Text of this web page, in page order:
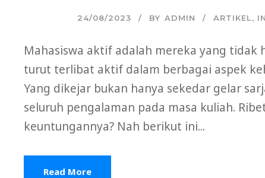
24/08/2023 BY ADMIN ARTIKEL,
Mahasiswa aktif adalah mereka yang tidak
turut terlibat aktif dalam berbagai aspek
Yang dikejar bukan hanya sekedar gelar
seluruh pengalaman pada masa kuliah.
keuntungannya? Nah berikut ini...
Read More